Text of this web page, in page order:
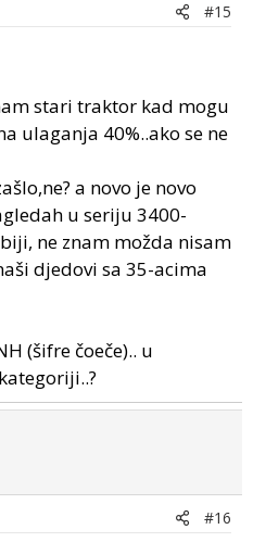
#15
stari traktor kad mogu
ulaganja 40%..ako se ne
a novo je novo
u seriju 3400-
ne znam možda nisam
djedovi sa 35-acima
(šifre čoeče).. u
#16